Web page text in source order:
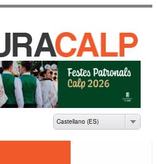
principal
CULTURA
I
Castellano (ES)